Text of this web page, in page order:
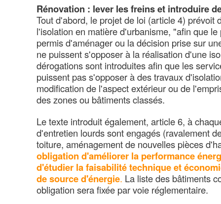
Rénovation : lever les freins et introduire
Tout d'abord, le projet de loi (article 4) prévoit
l'isolation en matière d'urbanisme, "afin que
permis d'aménager ou la décision prise sur
ne puissent s'opposer à la réalisation d'une
dérogations sont introduites afin que les
puissent pas s'opposer à des travaux
modification de l'aspect extérieur ou de
des zones ou bâtiments classés.
Le texte introduit également, article 6, à
d'entretien lourds sont engagés (ravalement
toiture, aménagement de nouvelles pièces
obligation d'améliorer la performance
d'étudier la faisabilité technique et
de source d'énergie. La liste des bâtiments
obligation sera fixée par voie réglementaire.